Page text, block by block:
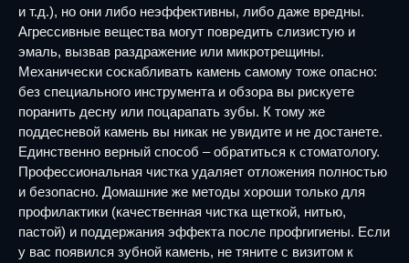
и т.д.), но они либо неэффективны, либо даже вредны.
Агрессивные вещества могут повредить слизистую и
эмаль, вызвав раздражение или микротрещины.
Механически соскабливать камень самому тоже опасно:
без специального инструмента и обзора вы рискуете
поранить десну или поцарапать зубы. К тому же
поддесневой камень вы никак не увидите и не достанете.
Единственно верный способ – обратиться к стоматологу.
Профессиональная чистка удаляет отложения полностью
и безопасно. Домашние же методы хороши только для
профилактики (качественная чистка щеткой, нитью,
пастой) и поддержания эффекта после профгигиены. Если
у вас появился зубной камень, не тяните с визитом к